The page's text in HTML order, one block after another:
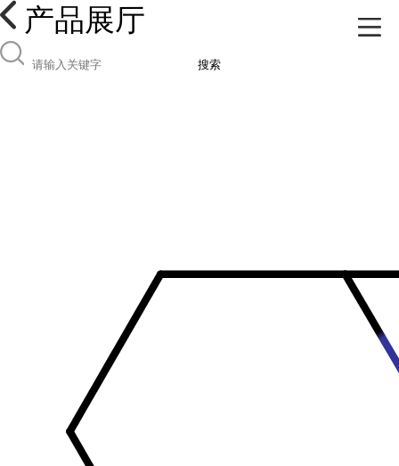
产品展厅
搜索